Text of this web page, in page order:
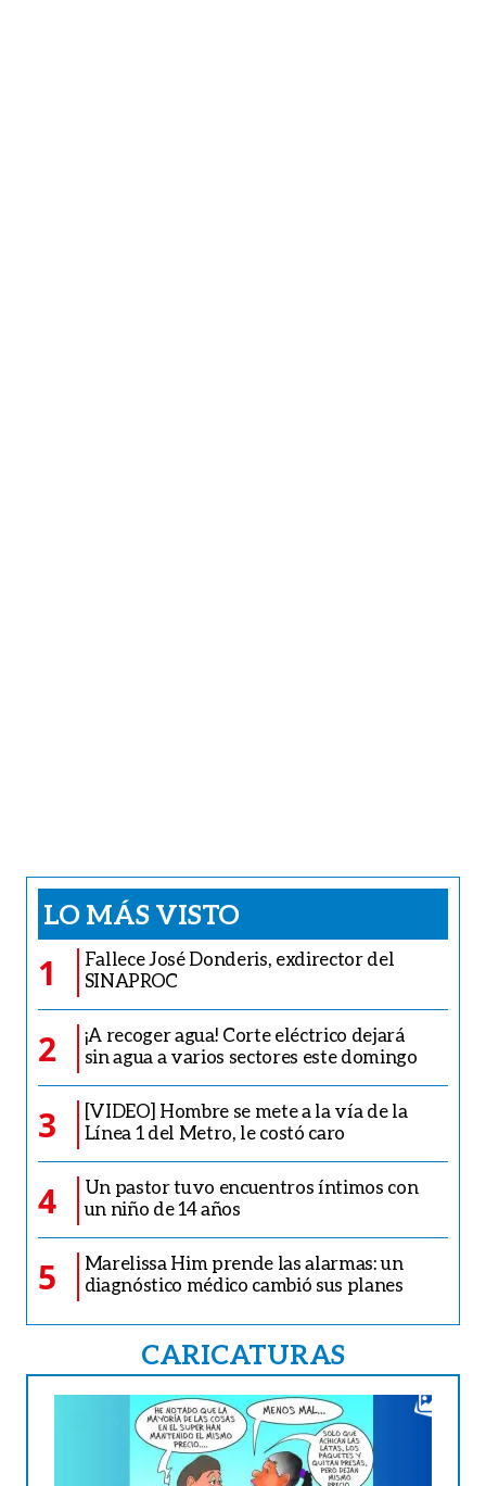
LO MÁS VISTO
1
Fallece José Donderis, exdirector del
SINAPROC
2
¡A recoger agua! Corte eléctrico dejará
sin agua a varios sectores este domingo
3
[VIDEO] Hombre se mete a la vía de la
Línea 1 del Metro, le costó caro
4
Un pastor tuvo encuentros íntimos con
un niño de 14 años
5
Marelissa Him prende las alarmas: un
diagnóstico médico cambió sus planes
CARICATURAS